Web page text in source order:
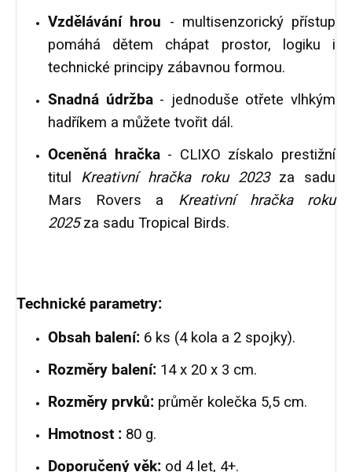
Vzdělávání hrou - multisenzorický přístup
pomáhá dětem chápat prostor, logiku i
technické principy zábavnou formou.
Snadná údržba- jednoduše otřete vlhkým
hadříkem a můžete tvořit dál.
Oceněná hračka- CLIXO získalo prestižní
titul Kreativní hračka roku 2023za sadu
Mars Rovers a Kreativní hračka roku
2025za sadu Tropical Birds.
Technické parametry:
Obsah balení: 6 ks (4 kola a 2 spojky).
Rozměry balení: 14 x 20 x 3 cm.
Rozměry prvků: průměr kolečka 5,5 cm.
Hmotnost : 80 g.
Doporučený věk: od 4 let, 4+.